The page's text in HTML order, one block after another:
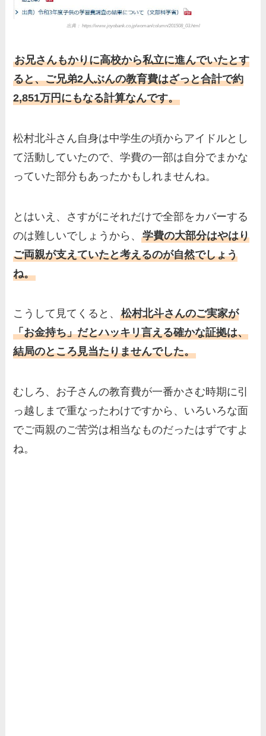
出典： https://www.joyobank.co.jp/woman/column/201508_03.html
お兄さんもかりに高校から私立に進んでいたとす
ると、ご兄弟2人ぶんの教育費はざっと合計で約
2,851万円にもなる計算なんです。
松村北斗さん自身は中学生の頃からアイドルとし
て活動していたので、学費の一部は自分でまかな
っていた部分もあったかもしれませんね。
とはいえ、さすがにそれだけで全部をカバーする
のは難しいでしょうから、学費の大部分はやはり
ご両親が支えていたと考えるのが自然でしょう
ね。
こうして見てくると、松村北斗さんのご実家が
「お金持ち」だとハッキリ言える確かな証拠は、
結局のところ見当たりませんでした。
むしろ、お子さんの教育費が一番かさむ時期に引
っ越しまで重なったわけですから、いろいろな面
でご両親のご苦労は相当なものだったはずですよ
ね。